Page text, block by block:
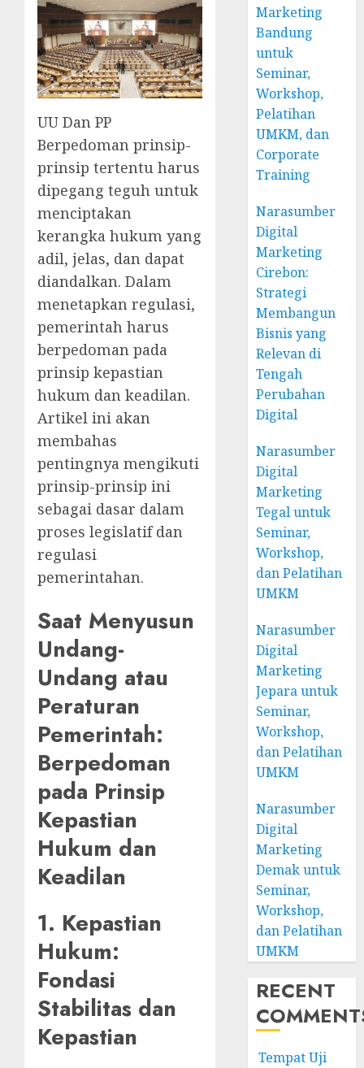
UU Dan PP
Berpedoman prinsip-
prinsip tertentu harus
dipegang teguh untuk
menciptakan
kerangka hukum yang
adil, jelas, dan dapat
diandalkan. Dalam
menetapkan regulasi,
pemerintah harus
berpedoman pada
prinsip kepastian
hukum dan keadilan.
Artikel ini akan
membahas
pentingnya mengikuti
prinsip-prinsip ini
sebagai dasar dalam
proses legislatif dan
regulasi
pemerintahan.
Saat Menyusun
Undang-
Undang atau
Peraturan
Pemerintah:
Berpedoman
pada Prinsip
Kepastian
Hukum dan
Keadilan
1. Kepastian
Hukum:
Fondasi
Stabilitas dan
Kepastian
Marketing
Bandung
untuk
Seminar,
Workshop,
Pelatihan
UMKM, dan
Corporate
Training
Narasumber
Digital
Marketing
Cirebon:
Strategi
Membangun
Bisnis yang
Relevan di
Tengah
Perubahan
Digital
Narasumber
Digital
Marketing
Tegal untuk
Seminar,
Workshop,
dan Pelatihan
UMKM
Narasumber
Digital
Marketing
Jepara untuk
Seminar,
Workshop,
dan Pelatihan
UMKM
Narasumber
Digital
Marketing
Demak untuk
Seminar,
Workshop,
dan Pelatihan
UMKM
RECENT
Tempat Uji